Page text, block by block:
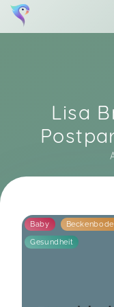
Lisa
Soon you will learn
Baby
Gesundheit